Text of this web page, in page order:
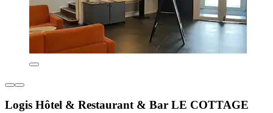
Logis Hôtel & Restaurant & Bar LE COTTAGE